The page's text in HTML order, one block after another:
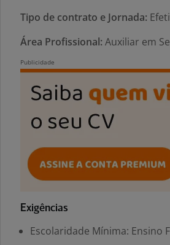
Tipo de contrato e Jornada:
Área Profissional: Auxiliar em
Exigências
Escolaridade Mínima: Ensino